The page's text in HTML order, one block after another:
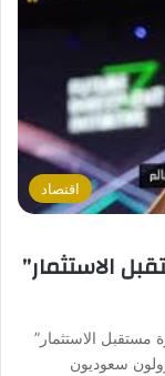
اقتصاد
الاستثمار”
مستقبل الاستثمار”
سعوديون